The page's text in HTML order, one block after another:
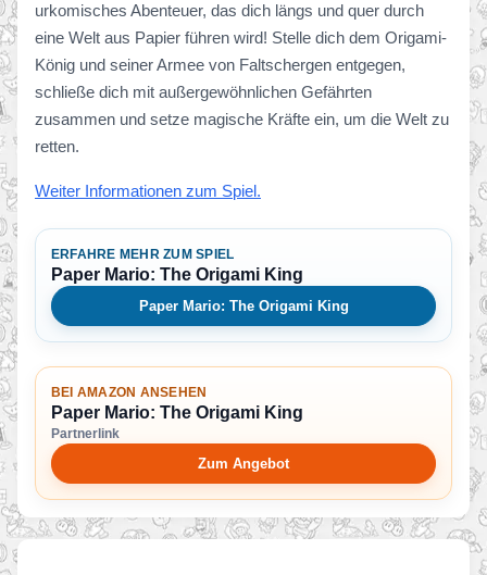
urkomisches Abenteuer, das dich längs und quer durch
eine Welt aus Papier führen wird! Stelle dich dem Origami-
König und seiner Armee von Faltschergen entgegen,
schließe dich mit außergewöhnlichen Gefährten
zusammen und setze magische Kräfte ein, um die Welt zu
retten.
Weiter Informationen zum Spiel.
ERFAHRE MEHR ZUM SPIEL
Paper Mario: The Origami King
Paper Mario: The Origami King
BEI AMAZON ANSEHEN
Paper Mario: The Origami King
Partnerlink
Zum Angebot